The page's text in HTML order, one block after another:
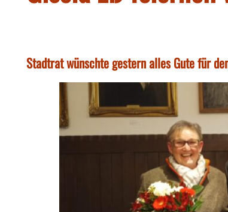
Stadtrat wünschte gestern alles Gute für